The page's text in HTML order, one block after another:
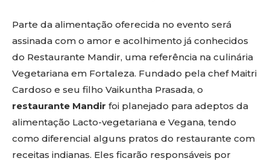
Parte da alimentação oferecida no evento será
assinada com o amor e acolhimento já conhecidos
do Restaurante Mandir, uma referência na culinária
Vegetariana em Fortaleza. Fundado pela chef Maitri
Cardoso e seu filho Vaikuntha Prasada, o
restaurante Mandir foi planejado para adeptos da
alimentação Lacto-vegetariana e Vegana, tendo
como diferencial alguns pratos do restaurante com
receitas indianas. Eles ficarão responsáveis por